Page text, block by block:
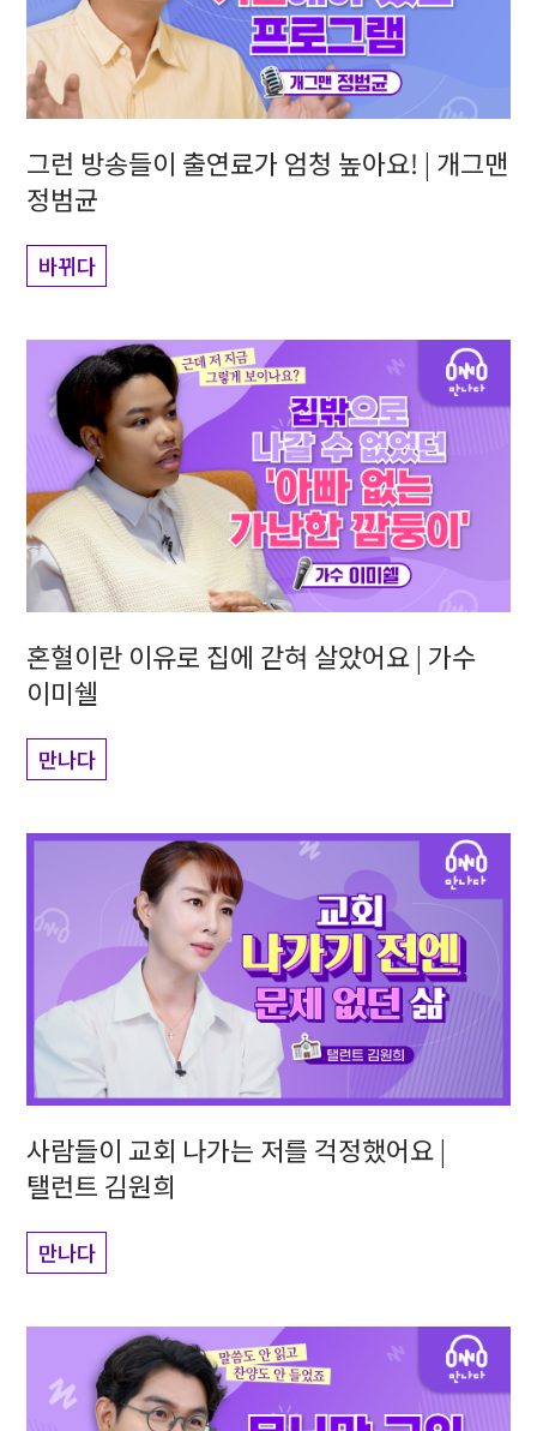
그런 방송들이 출연료가 엄청 높아요! | 개그맨
정범균
바뀌다
혼혈이란 이유로 집에 갇혀 살았어요 | 가수
이미쉘
만나다
사람들이 교회 나가는 저를 걱정했어요 |
탤런트 김원희
만나다